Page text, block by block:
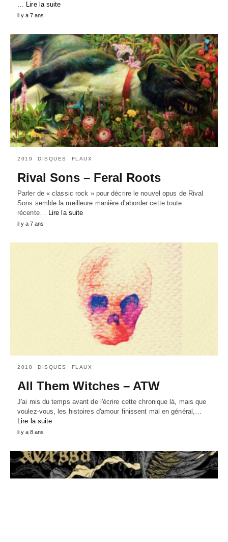
… Lire la suite
il y a 7 ans
2019 DISQUES FLAUX
Rival Sons – Feral Roots
Parler de « classic rock » pour décrire le nouvel opus de Rival
Sons semble la meilleure manière d'aborder cette toute
récente… Lire la suite
il y a 7 ans
2018 DISQUES FLAUX
All Them Witches – ATW
J'ai mis du temps avant de l'écrire cette chronique là, mais que
voulez-vous, les histoires d'amour finissent mal en général,…
Lire la suite
il y a 8 ans